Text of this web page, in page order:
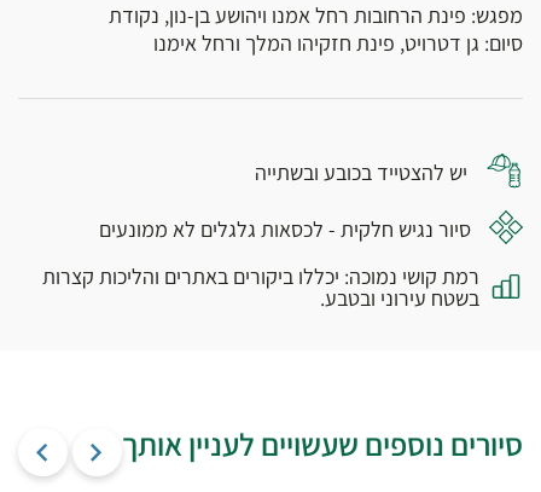
מפגש: פינת הרחובות רחל אמנו ויהושע בן-נון, נקודת
סיום: גן דטרויט, פינת חזקיהו המלך ורחל אימנו
יש להצטייד בכובע ובשתייה
סיור נגיש חלקית - לכסאות גלגלים לא ממונעים
רמת קושי נמוכה: יכללו ביקורים באתרים והליכות קצרות
בשטח עירוני ובטבע.
סיורים נוספים שעשויים לעניין אותך